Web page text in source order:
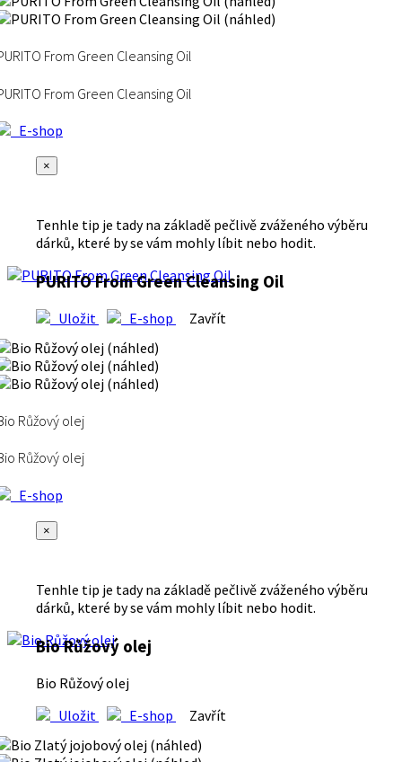
From Green Cleansing Oil
From Green Cleansing Oil
E-shop
×
Tenhle tip je tady na základě pečlivě zváženého výběru
dárků, které by se vám mohly líbit nebo hodit.
PURITO From Green Cleansing Oil
Uložit E-shop Zavřít
Růžový olej
Růžový olej
E-shop
×
Tenhle tip je tady na základě pečlivě zváženého výběru
dárků, které by se vám mohly líbit nebo hodit.
Bio Růžový olej
Bio Růžový olej
Uložit
E-shop Zavřít